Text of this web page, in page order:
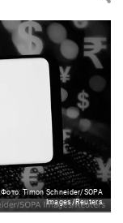
Фото: Timon Schneider/SOPA
Images/Reuters